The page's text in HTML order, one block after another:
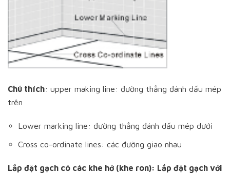
Chú thích: upper making line: đường thẳng đánh dấu mép
trên
Lower marking line: đường thẳng đánh dấu mép dưới
Cross co-ordinate lines: các đường giao nhau
Lắp đặt gạch có các khe hở (khe ron): Lắp đặt gạch với